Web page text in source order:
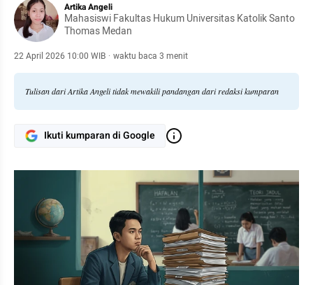
Artika Angeli
Mahasiswi Fakultas Hukum Universitas Katolik Santo
Thomas Medan
22 April 2026 10:00 WIB · waktu baca 3 menit
Tulisan dari Artika Angeli tidak mewakili pandangan dari redaksi kumparan
Ikuti kumparan di Google